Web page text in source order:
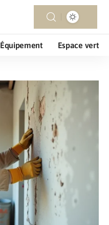
Équipement Espace vert